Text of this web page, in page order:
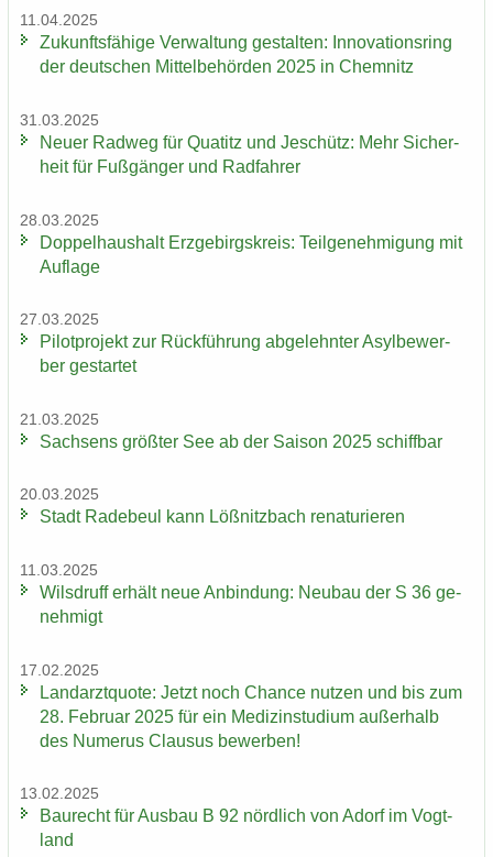
11.04.2025
Zu­kunfts­fä­hi­ge Ver­wal­tung ge­stal­ten: In­no­va­ti­ons­ring
der deut­schen Mit­tel­be­hör­den 2025 in Chem­nitz
31.03.2025
Neuer Rad­weg für Qua­titz und Je­schütz: Mehr Si­cher­
heit für Fuß­gän­ger und Rad­fah­rer
28.03.2025
Dop­pel­haus­halt Erz­ge­birgs­kreis: Teil­ge­neh­mi­gung mit
Auf­la­ge
27.03.2025
Pi­lot­pro­jekt zur Rück­füh­rung ab­ge­lehn­ter Asyl­be­wer­
ber ge­star­tet
21.03.2025
Sach­sens größ­ter See ab der Sai­son 2025 schiff­bar
20.03.2025
Stadt Ra­de­beul kann Löß­nitz­bach re­na­tu­rie­ren
11.03.2025
Wilsd­ruff er­hält neue An­bin­dung: Neu­bau der S 36 ge­
neh­migt
17.02.2025
Land­arzt­quo­te: Jetzt noch Chan­ce nut­zen und bis zum
28. Fe­bru­ar 2025 für ein Me­di­zin­stu­di­um au­ßer­halb
des Nu­me­rus Clau­sus be­wer­ben!
13.02.2025
Bau­recht für Aus­bau B 92 nörd­lich von Adorf im Vogt­
land